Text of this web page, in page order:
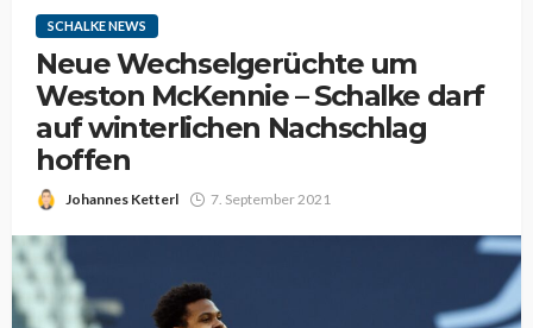
SCHALKE NEWS
Neue Wechselgerüchte um
Weston McKennie – Schalke darf
auf winterlichen Nachschlag
hoffen
Johannes Ketterl 7. September 2021